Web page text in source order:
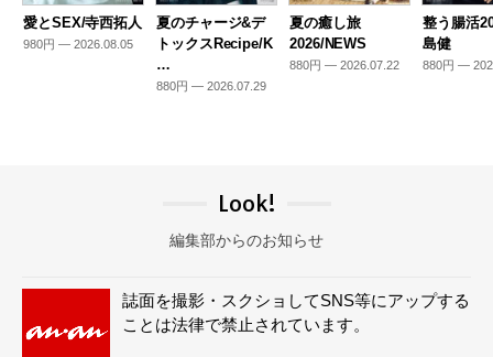
愛とSEX/寺西拓人
980円 — 2026.08.05
夏のチャージ&デ
トックスRecipe/K
…
880円 — 2026.07.29
夏の癒し旅
2026/NEWS
880円 — 2026.07.22
整う腸活
島健
880円 —
Look!
編集部からのお知らせ
誌面を撮影・スクショしてSNS等にアップする
ことは法律で禁止されています。